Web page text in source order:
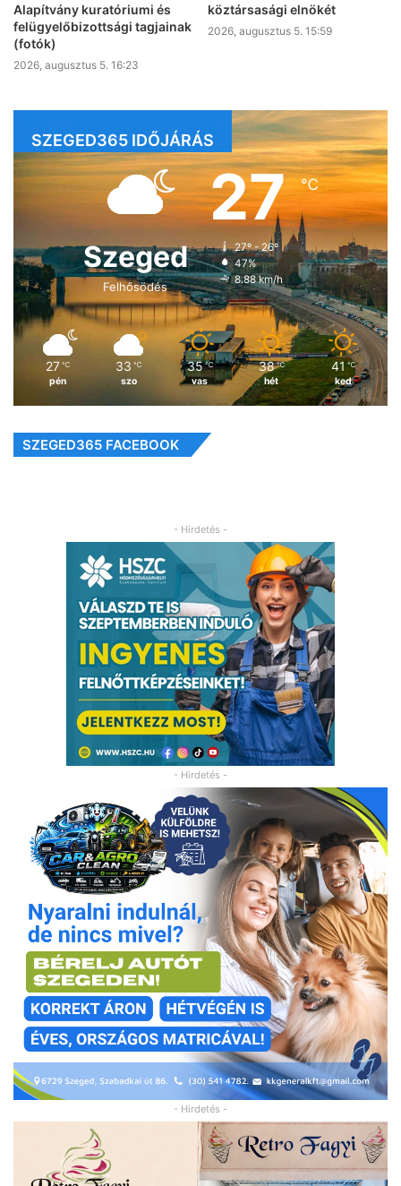
Alapítvány kuratóriumi és
felügyelőbizottsági tagjainak
(fotók)
2026, augusztus 5. 16:23
köztársasági elnökét
2026, augusztus 5. 15:59
SZEGED365 IDŐJÁRÁS
Szeged
Felhősödés
27℃
27º - 26º
47%
8.88 km/h
27 ℃
pén
33 ℃
szo
35 ℃
vas
38 ℃
hét
41 ℃
ked
SZEGED365 FACEBOOK
- Hirdetés -
- Hirdetés -
- Hirdetés -